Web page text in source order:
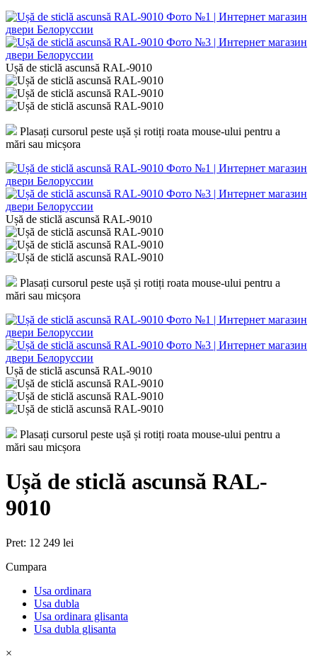
Ușă de sticlă ascunsă RAL-9010
Plasați cursorul peste ușă și rotiți roata mouse-ului pentru a
mări sau micșora
Ușă de sticlă ascunsă RAL-9010
Plasați cursorul peste ușă și rotiți roata mouse-ului pentru a
mări sau micșora
Ușă de sticlă ascunsă RAL-9010
Plasați cursorul peste ușă și rotiți roata mouse-ului pentru a
mări sau micșora
Ușă de sticlă ascunsă RAL-
9010
Pret: 12 249 lei
Cumpara
Usa ordinara
Usa dubla
Usa ordinara glisanta
Usa dubla glisanta
×